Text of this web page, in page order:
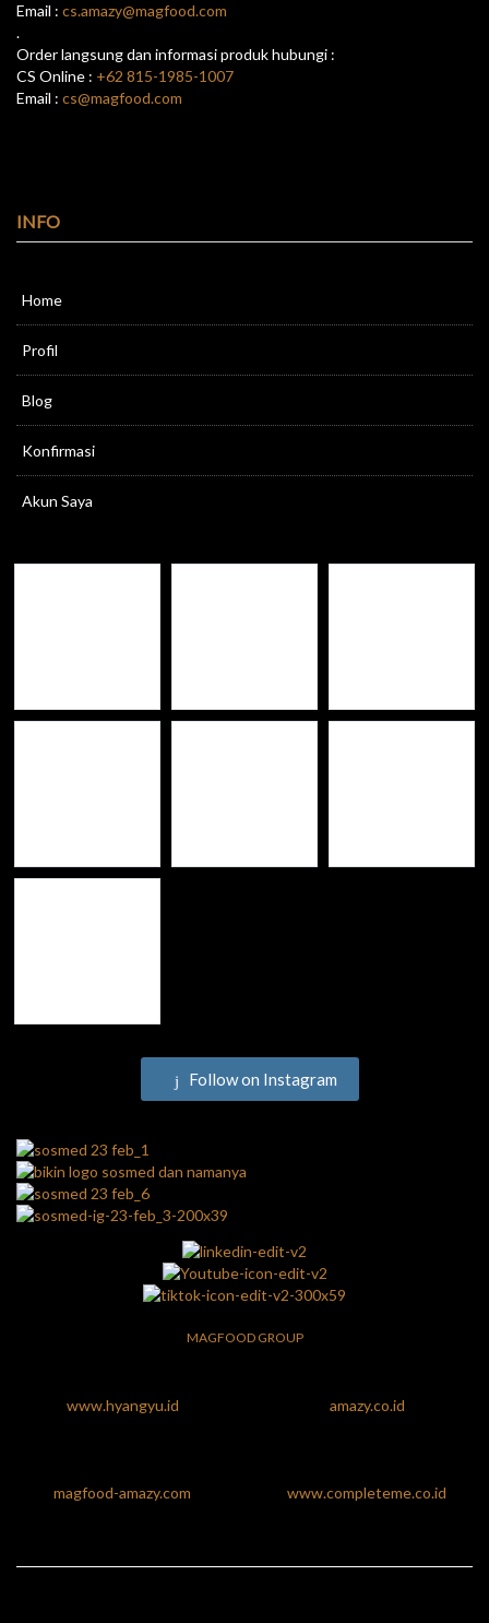
Email : cs.amazy@magfood.com
.
Order langsung dan informasi produk hubungi :
CS Online : +62 815-1985-1007
Email : cs@magfood.com
INFO
Home
Profil
Blog
Konfirmasi
Akun Saya
Follow on Instagram
MAGFOOD GROUP
www.hyangyu.id amazy.co.id
magfood-amazy.com www.completeme.co.id